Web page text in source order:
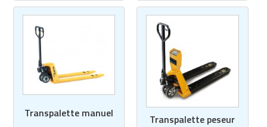
Transpalette manuel Transpalette peseur